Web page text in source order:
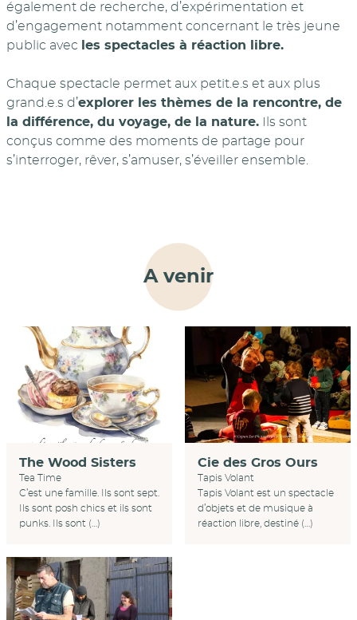
également de recherche, d’expérimentation et
d’engagement notamment concernant le très jeune
public avec
les spectacles à réaction libre.
Chaque spectacle permet aux petit.e.s et aux plus
grand.e.s d’explorer les thèmes de la rencontre, de
la différence, du voyage, de la nature. Ils sont
conçus comme des moments de partage pour
s’interroger, rêver, s’amuser, s’éveiller ensemble.
A venir
The Wood Sisters
Tea Time
C’est une famille. Ils sont sept.
Ils sont posh chics et ils sont
punks. Ils sont (…)
Cie des Gros Ours
Tapis Volant
Tapis Volant est un spectacle
d’objets et de musique à
réaction libre, destiné (…)